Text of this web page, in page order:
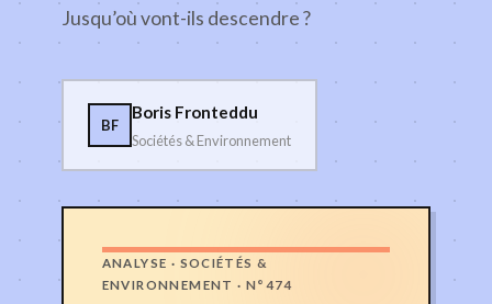
Jusqu’où vont-ils descendre ?
BF
Boris Fronteddu
Sociétés & Environnement
ANALYSE · SOCIÉTÉS &
ENVIRONNEMENT · N°474